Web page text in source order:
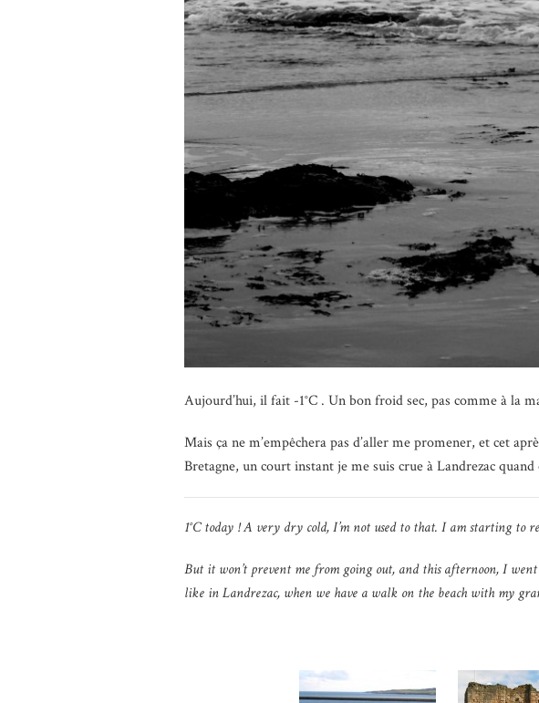
Aujourd’hui, il fait -1°C . Un bon froid sec, pas comme à la
Mais ça ne m’empêchera pas d’aller me promener, et cet
Bretagne, un court instant je me suis crue à Landrezac
1°C today ! A very dry cold, I’m not used to that. I am starting
But it won’t prevent me from going out, and this afternoon, I
like in Landrezac, when we have a walk on the beach with my